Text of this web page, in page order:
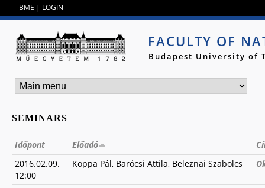
BME | LOGIN
FACULTY OF
Budapest University of
SEMINARS
Időpont Előadó
2016.02.09.
12:00
Koppa Pál, Barócsi Attila, Beleznai Szabolcs